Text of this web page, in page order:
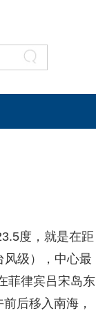
度，就是在距
风级），中心最
菲律宾吕宋岛东
后移入南海，